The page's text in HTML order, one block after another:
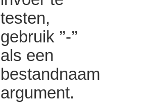
testen,
gebruik ’’-’’
als een
bestandnaam
argument.